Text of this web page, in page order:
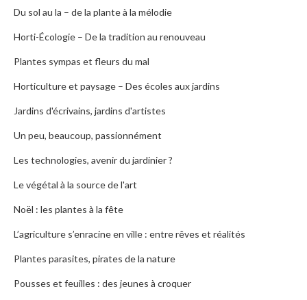
Du sol au la – de la plante à la mélodie
Horti-Écologie – De la tradition au renouveau
Plantes sympas et fleurs du mal
Horticulture et paysage – Des écoles aux jardins
Jardins d'écrivains, jardins d'artistes
Un peu, beaucoup, passionnément
Les technologies, avenir du jardinier ?
Le végétal à la source de l'art
Noël : les plantes à la fête
L’agriculture s’enracine en ville : entre rêves et réalités
Plantes parasites, pirates de la nature
Pousses et feuilles : des jeunes à croquer